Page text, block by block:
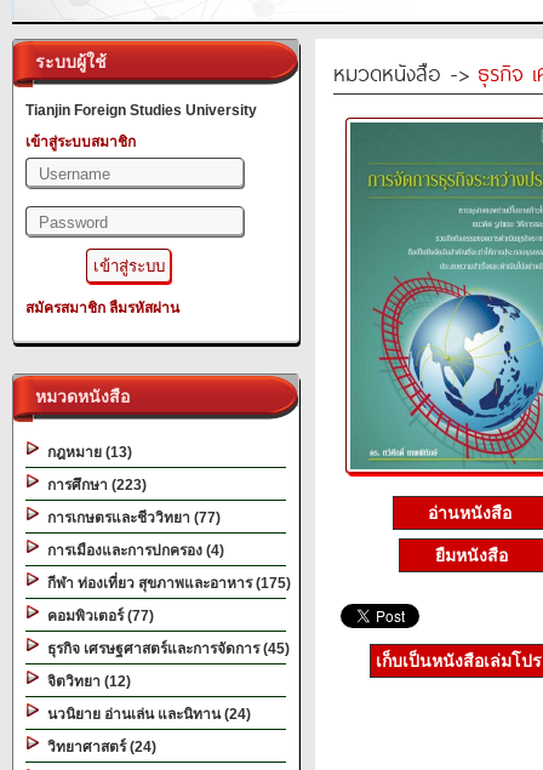
ระบบผู้ใช้
Tianjin Foreign Studies University
เข้าสู่ระบบสมาชิก
สมัครสมาชิก ลืมรหัสผ่าน
หมวดหนังสือ
กฎหมาย (13)
การศึกษา (223)
การเกษตรและชีววิทยา (77)
การเมืองและการปกครอง (4)
กีฬา ท่องเที่ยว สุขภาพและอาหาร (175)
คอมพิวเตอร์ (77)
ธุรกิจ เศรษฐศาสตร์และการจัดการ (45)
จิตวิทยา (12)
นวนิยาย อ่านเล่น และนิทาน (24)
วิทยาศาสตร์ (24)
หมวดหนังสือ -> ธุรกิจ
อ่านหนังสือ
ยืมหนังสือ
เก็บเป็นหนังสือเล่มโป